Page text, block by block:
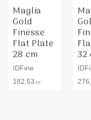
Maglia
Gold
Finesse
Flat Plate
28 cm
IDFine
182,53 KR
32